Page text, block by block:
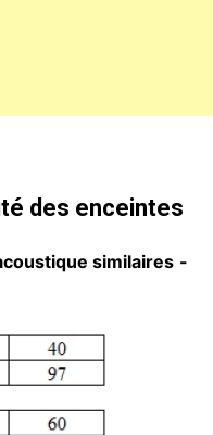
des enceintes
similaires -